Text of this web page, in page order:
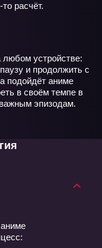
расчёт.
любом устройстве:
и продолжить с
подойдёт аниме
в своём темпе в
эпизодам.